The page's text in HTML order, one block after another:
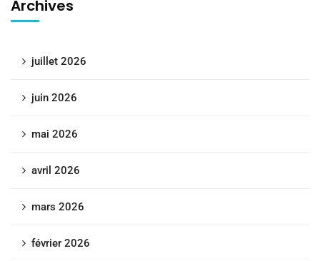
Archives
juillet 2026
juin 2026
mai 2026
avril 2026
mars 2026
février 2026